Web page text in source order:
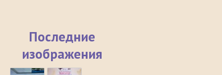
Последние
изображения